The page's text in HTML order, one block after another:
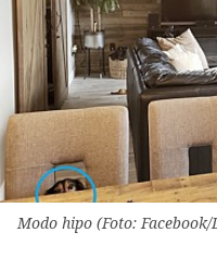
Modo hipo (Foto: